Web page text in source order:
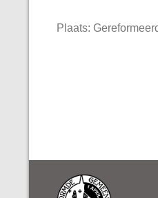
​Plaats: